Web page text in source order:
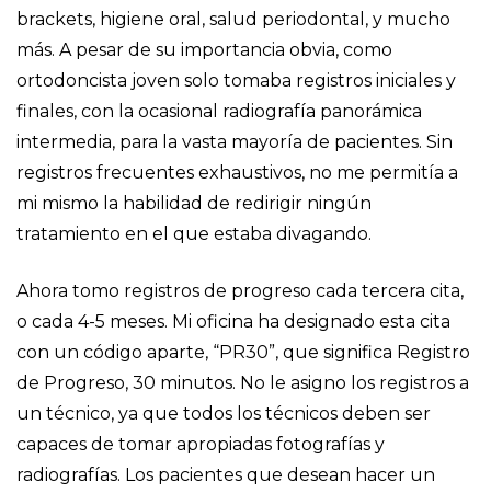
brackets, higiene oral, salud periodontal, y mucho
más. A pesar de su importancia obvia, como
ortodoncista joven solo tomaba registros iniciales y
finales, con la ocasional radiografía panorámica
intermedia, para la vasta mayoría de pacientes. Sin
registros frecuentes exhaustivos, no me permitía a
mi mismo la habilidad de redirigir ningún
tratamiento en el que estaba divagando.
Ahora tomo registros de progreso cada tercera cita,
o cada 4-5 meses. Mi oficina ha designado esta cita
con un código aparte, “PR30”, que significa Registro
de Progreso, 30 minutos. No le asigno los registros a
un técnico, ya que todos los técnicos deben ser
capaces de tomar apropiadas fotografías y
radiografías. Los pacientes que desean hacer un